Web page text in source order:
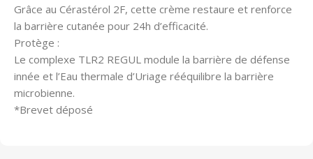
Grâce au Cérastérol 2F, cette crème restaure et renforce
la barrière cutanée pour 24h d’efficacité.
Protège :
Le complexe TLR2 REGUL module la barrière de défense
innée et l’Eau thermale d’Uriage rééquilibre la barrière
microbienne.
*Brevet déposé